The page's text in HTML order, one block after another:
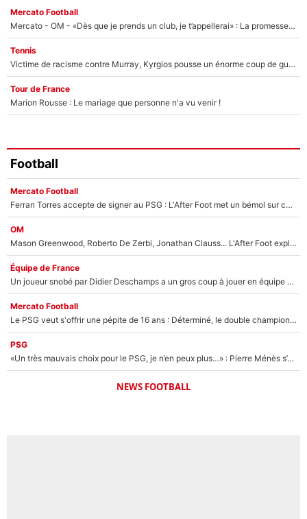
Mercato Football
Mercato - OM - «Dès que je prends un club, je t’appellerai» : La promesse de Marcelino au moment de claquer la porte
Tennis
Victime de racisme contre Murray, Kyrgios pousse un énorme coup de gueule !
Tour de France
Marion Rousse : Le mariage que personne n'a vu venir !
Football
Mercato Football
Ferran Torres accepte de signer au PSG : L'After Foot met un bémol sur ce transfert, le champion du monde va couter trop cher ?
OM
Mason Greenwood, Roberto De Zerbi, Jonathan Clauss... L'After Foot explique pourquoi Medhi Benatia a craqué à l'OM !
Équipe de France
Un joueur snobé par Didier Deschamps a un gros coup à jouer en équipe de France : Zinedine Zidane a trouvé son numéro 9 ?
Mercato Football
Le PSG veut s'offrir une pépite de 16 ans : Déterminé, le double champion d'Europe en titre est prêt à lâcher 40M€ pour celui que l'on compare déjà à Vinicius Jr !
PSG
«Un très mauvais choix pour le PSG, je n’en peux plus…» : Pierre Ménès s’est complètement trompé avec Luis Enrique et ces déclarations le prouvent !
NEWS FOOTBALL